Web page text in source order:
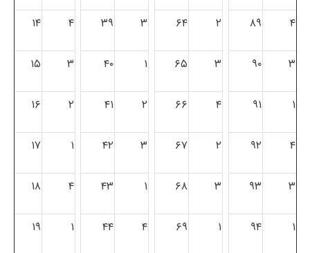
۴ ۸۹ ۲ ۶۴ ۳ ۳۹ ۴ ۱۴
۳ ۹۰ ۳ ۶۵ ۱ ۴۰ ۳ ۱۵
۱ ۹۱ ۴ ۶۶ ۲ ۴۱ ۲ ۱۶
۴ ۹۲ ۲ ۶۷ ۳ ۴۲ ۱ ۱۷
۳ ۹۳ ۳ ۶۸ ۱ ۴۳ ۴ ۱۸
۱ ۹۴ ۱ ۶۹ ۴ ۴۴ ۱ ۱۹